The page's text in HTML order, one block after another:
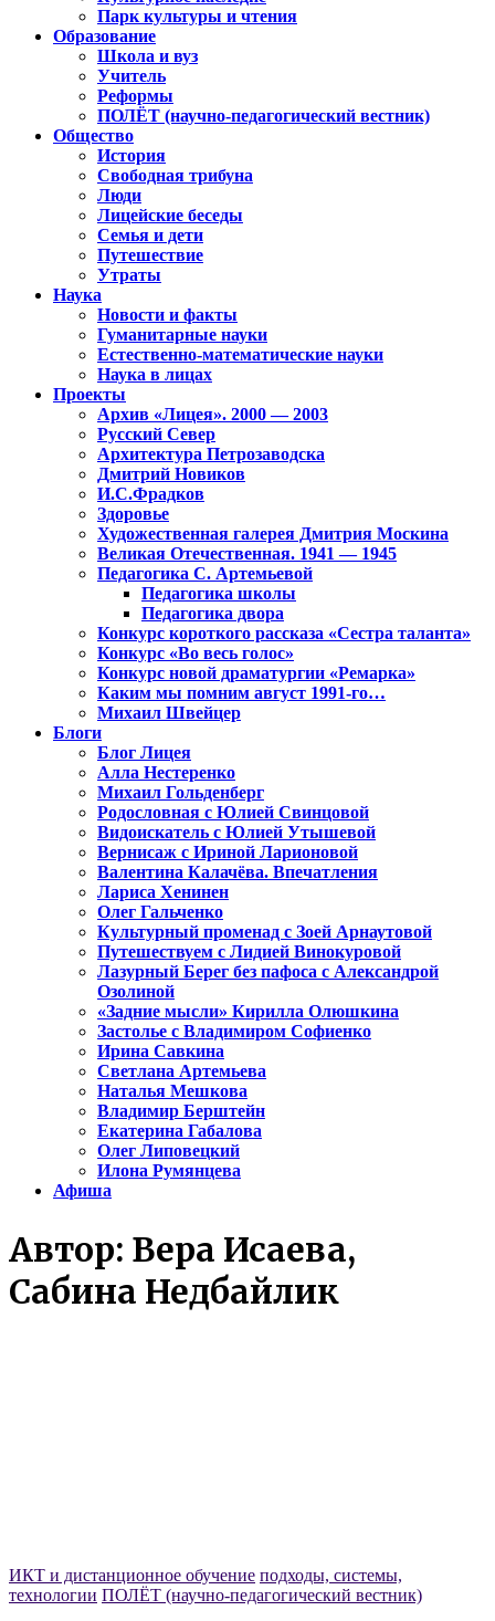
Парк культуры и чтения
Образование
Школа и вуз
Учитель
Реформы
ПОЛЁТ (научно-педагогический вестник)
Общество
История
Свободная трибуна
Люди
Лицейские беседы
Семья и дети
Путешествие
Утраты
Наука
Новости и факты
Гуманитарные науки
Естественно-математические науки
Наука в лицах
Проекты
Архив «Лицея». 2000 — 2003
Русский Север
Архитектура Петрозаводска
Дмитрий Новиков
И.С.Фрадков
Здоровье
Художественная галерея Дмитрия Москина
Великая Отечественная. 1941 — 1945
Педагогика С. Артемьевой
Педагогика школы
Педагогика двора
Конкурс короткого рассказа «Сестра таланта»
Конкурс «Во весь голос»
Конкурс новой драматургии «Ремарка»
Каким мы помним август 1991-го…
Михаил Швейцер
Блоги
Блог Лицея
Алла Нестеренко
Михаил Гольденберг
Родословная с Юлией Свинцовой
Видоискатель с Юлией Утышевой
Вернисаж с Ириной Ларионовой
Валентина Калачёва. Впечатления
Лариса Хенинен
Олег Гальченко
Культурный променад с Зоей Арнаутовой
Путешествуем с Лидией Винокуровой
Лазурный Берег без пафоса с Александрой
Озолиной
«Задние мысли» Кирилла Олюшкина
Застолье с Владимиром Софиенко
Ирина Савкина
Светлана Артемьева
Наталья Мешкова
Владимир Берштейн
Екатерина Габалова
Олег Липовецкий
Илона Румянцева
Афиша
Автор: Вера Исаева,
Сабина Недбайлик
ИКТ и дистанционное обучение подходы, системы,
технологии ПОЛЁТ (научно-педагогический вестник)